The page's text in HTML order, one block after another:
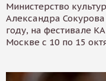
Министерство
Александра
году, на фестивале
Москве с 10 по 15